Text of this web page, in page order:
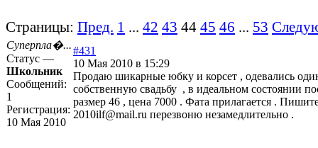
Страницы: Пред. 1 ... 42 43 44 45 46 ... 53
Суперпла�...
Статус —
Школьник
Сообщений:
1
Регистрация:
10 Мая 2010
#431
10 Мая 2010 в 15:29
Продаю шикарные юбку и корсет , одевались
собственную свадьбу , в идеальном состоянии
размер 46 , цена 7000 . Фата прилагается .
2010ilf@mail.ru перезвоню незамедлительно .